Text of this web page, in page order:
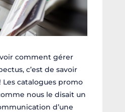
comment gérer
c’est de savoir
Les catalogues promo
nous le disait un
d’une